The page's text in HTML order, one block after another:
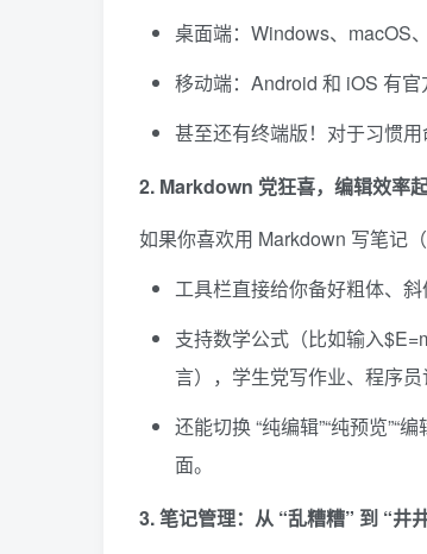
桌面端：Windows、macOS
移动端：Android 和 iOS 有
甚至还有终端版！对于习惯
2. Markdown 党狂喜，编辑效率
如果你喜欢用 Markdown 写笔记
工具栏直接给你备好粗体、
支持数学公式（比如输入
言），学生党写作业、程序员
还能切换 “纯编辑”“纯预览”“
面。
3. 笔记管理：从 “乱糟糟” 到 “井